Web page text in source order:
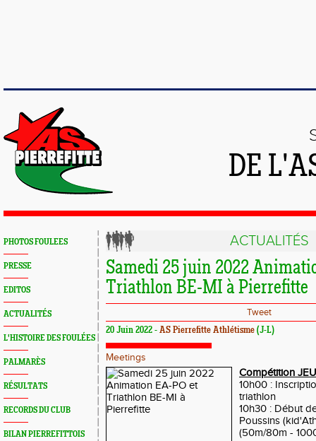
DE
PHOTOS FOULEES
PRESSE
EDITOS
ACTUALITÉS
L'HISTOIRE DES FOULÉES
PALMARÈS
RÉSULTATS
RECORDS DU CLUB
BILAN PIERREFITTOIS
ACTUALITÉS
Samedi 25 juin 2022
Triathlon BE-MI à Pierrefitte
Tweet
20 Juin 2022 - AS Pierrefitte Athlétisme (J-L)
Meetings
Compétition
10h00 :
triathlon
10h30 : Début
Poussins
(50m/80m -